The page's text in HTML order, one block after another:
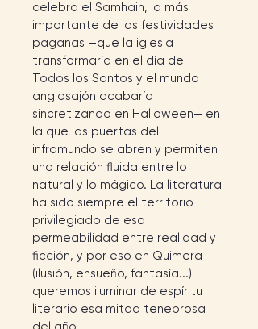
celebra el Samhain, la más
importante de las festividades
paganas —que la iglesia
transformaría en el día de
Todos los Santos y el mundo
anglosajón acabaría
sincretizando en Halloween— en
la que las puertas del
inframundo se abren y permiten
una relación fluida entre lo
natural y lo mágico. La literatura
ha sido siempre el territorio
privilegiado de esa
permeabilidad entre realidad y
ficción, y por eso en Quimera
(ilusión, ensueño, fantasía...)
queremos iluminar de espíritu
literario esa mitad tenebrosa